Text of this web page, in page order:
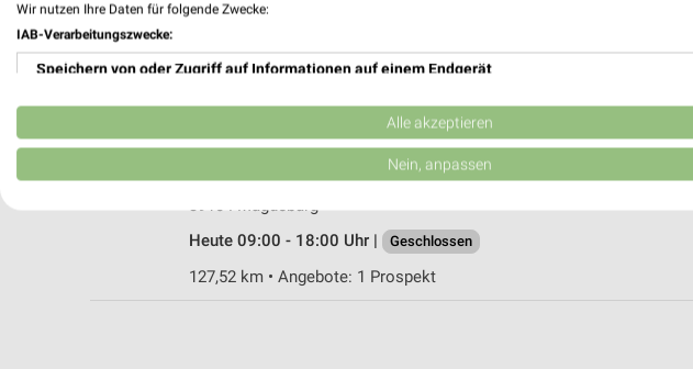
39104 Magdeburg
Heute 09:00 - 19:00 Uhr | Geschlossen
Breiter Weg 122
39104 Magdeburg
Heute 09:00 - 18:00 Uhr |
Geschlossen
127,52 km • Angebote: 1 Prospekt
Wir nutzen Ihre Daten für folgende Zwecke:
IAB-Verarbeitungszwecke:
Speichern von oder Zugriff auf Informationen auf einem Endgerät
Verwendung reduzierter Daten zur Auswahl von Werbeanzeigen
Erstellung von Profilen für personalisierte Werbung
Erstellung von Profilen zur Personalisierung von Inhalten
Alle akzeptieren
Nein, anpassen